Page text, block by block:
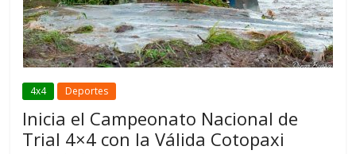
4x4 Deportes
Inicia el Campeonato Nacional de
Trial 4×4 con la Válida Cotopaxi